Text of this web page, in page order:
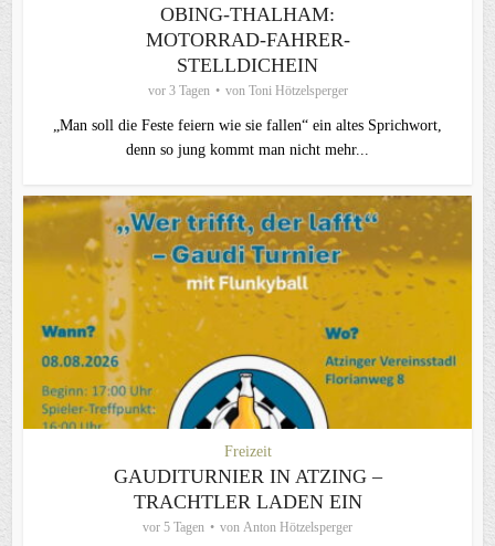
OBING-THALHAM:
MOTORRAD-FAHRER-
STELLDICHEIN
vor 3 Tagen von Toni Hötzelsperger
„Man soll die Feste feiern wie sie fallen“ ein altes Sprichwort,
denn so jung kommt man nicht mehr...
Freizeit
GAUDITURNIER IN ATZING –
TRACHTLER LADEN EIN
vor 5 Tagen von Anton Hötzelsperger